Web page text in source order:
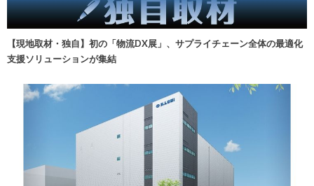
【現地取材・独自】初の「物流DX展」、サプライチェーン全体の最適化
支援ソリューションが集結